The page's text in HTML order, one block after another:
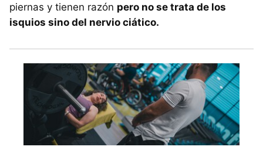
piernas y tienen razón pero no se trata de los
isquios sino del nervio ciático.